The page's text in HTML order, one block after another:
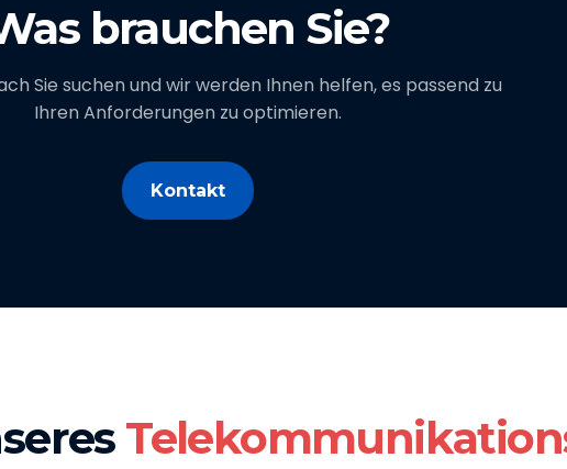
brauchen Sie?
Sie suchen und wir werden Ihnen helfen, es passend zu
Ihren Anforderungen zu optimieren.
Kontakt